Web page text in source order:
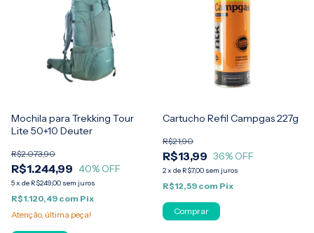
Mochila para Trekking Tour
Lite 50+10 Deuter
R$1.244,99
R$2.073,90
40% OFF
5x de R$249,00 sem juros
R$1.120,49 com Pix
Atenção, última peça!
Cartucho Refil Campgas 227g
R$13,99
R$21,90
36% OFF
2x de R$7,00 sem juros
R$12,59 com Pix